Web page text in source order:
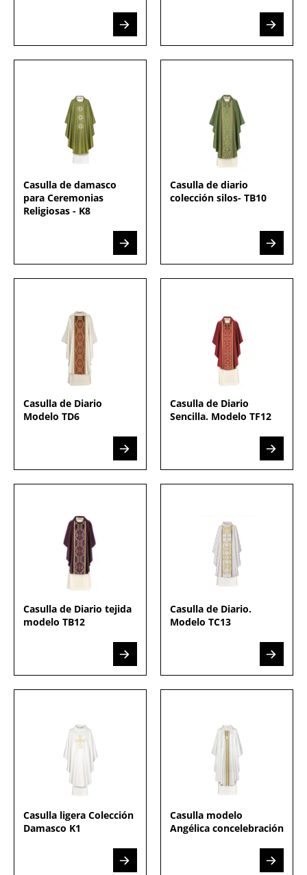
Casulla de damasco
para Ceremonias
Religiosas - K8
Casulla de diario
colección silos- TB10
Casulla de Diario
Modelo TD6
Casulla de Diario
Sencilla. Modelo TF12
Casulla de Diario tejida
modelo TB12
Casulla de Diario.
Modelo TC13
Casulla ligera Colección
Damasco K1
Casulla modelo
Angélica concelebración